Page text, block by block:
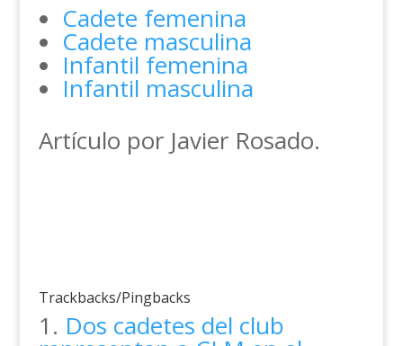
Cadete femenina
Cadete masculina
Infantil femenina
Infantil masculina
Artículo por Javier Rosado.
Trackbacks/Pingbacks
Dos cadetes del club